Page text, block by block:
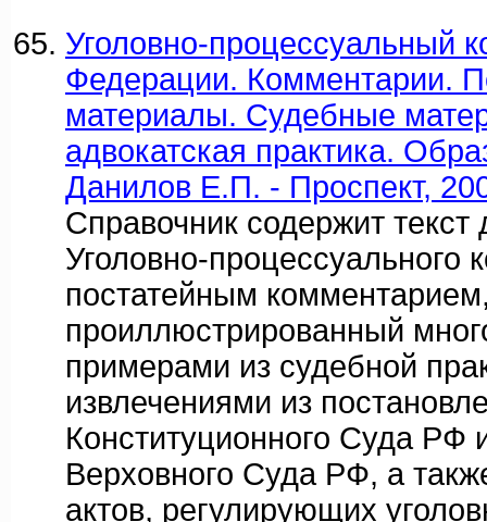
Уголовно-процессуальный
Федерации. Комментарии.
материалы. Судебные
адвокатская практика.
Данилов Е.П. - Проспект,
Справочник содержит
Уголовно-процессуального
постатейным
проиллюстрированный
примерами из судебной
извлечениями из
Конституционного Суда РФ
Верховного Суда РФ, а
актов, регулирующих